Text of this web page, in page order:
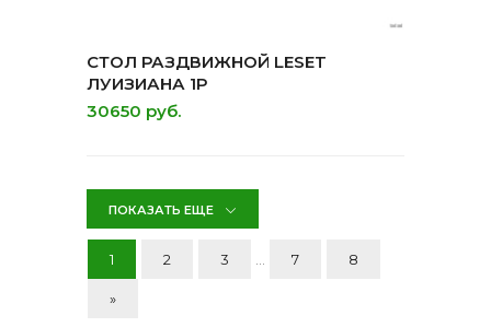
СТОЛ РАЗДВИЖНОЙ LESET
ЛУИЗИАНА 1Р
30650 руб.
ПОКАЗАТЬ ЕЩЕ
1 2 3 7 8
»